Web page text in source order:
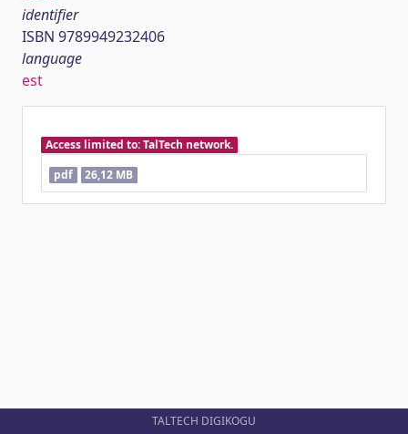
identifier
ISBN 9789949232406
language
est
Access limited to: TalTech network.
pdf
26,12 MB
TALTECH DIGIKOGU